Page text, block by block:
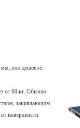
мм, они дешевле.
от 60 кг. Обычно
защищающим
поверхности.